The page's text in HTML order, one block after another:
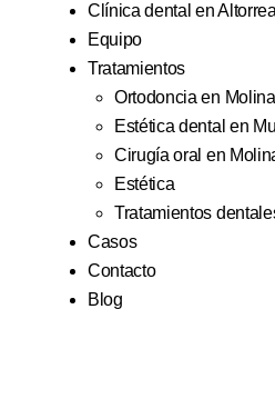
Clínica dental en
Equipo
Tratamientos
Ortodoncia en
Estética dental en
Cirugía oral en
Estética
Tratamientos
Casos
Contacto
Blog